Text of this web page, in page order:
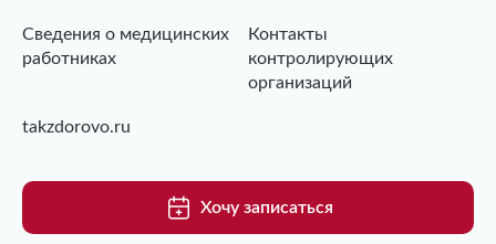
Сведения о медицинских
работниках
Контакты
контролирующих
организаций
takzdorovo.ru
Хочу записаться